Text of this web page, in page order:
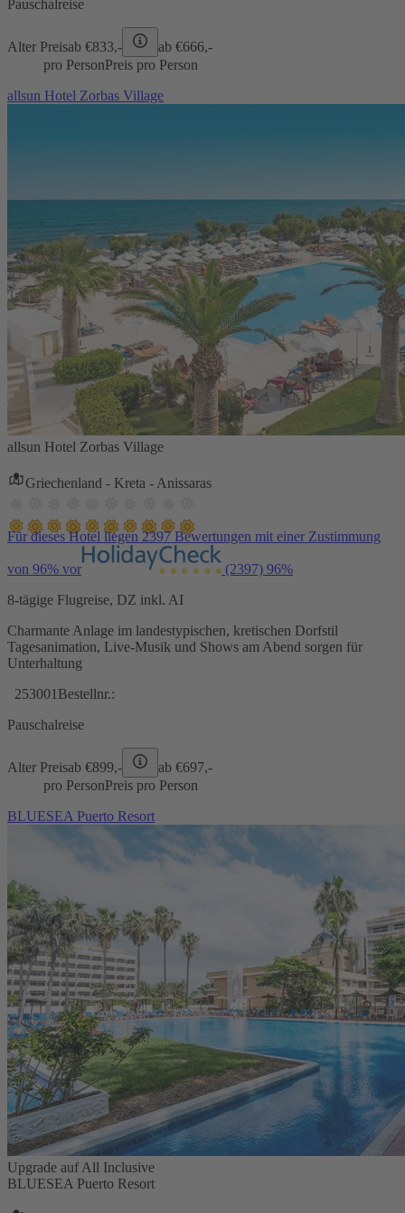
Pauschalreise
Alter Preisab €833,- ab €666,-
pro PersonPreis pro Person
allsun Hotel Zorbas Village
allsun Hotel Zorbas Village
Griechenland - Kreta - Anissaras
Für dieses Hotel liegen 2397 Bewertungen mit einer Zustimmung
von 96% vor (2397) 96%
8-tägige Flugreise, DZ inkl. AI
Charmante Anlage im landestypischen, kretischen Dorfstil
Tagesanimation, Live-Musik und Shows am Abend sorgen für
Unterhaltung
253001 Bestellnr.:
Pauschalreise
Alter Preisab €899,- ab €697,-
pro PersonPreis pro Person
BLUESEA Puerto Resort
Upgrade auf All Inclusive
BLUESEA Puerto Resort